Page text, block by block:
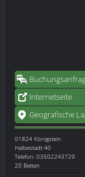
Internetseite
Geografische
01824 Königstein
Halbestadt 40
Telefon: 03502243729
20 Betten